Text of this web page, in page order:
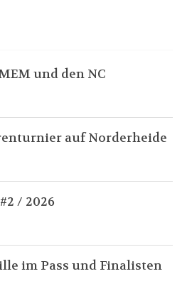
und den NC
auf Norderheide
/ 2026
im Pass und Finalisten